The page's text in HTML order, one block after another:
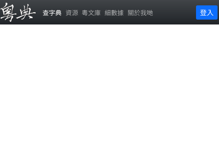
查字典 資源 粵文庫 細數據 關於我哋 登入